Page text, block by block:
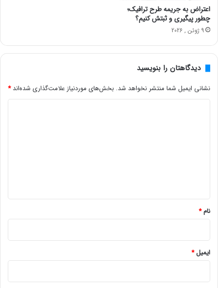
اعتراض به جریمه طرح ترافیک؛
چطور پیگیری و ثبتش کنیم؟
9 ژوئن , 2026
دیدگاهتان را بنویسید
نشانی ایمیل شما منتشر نخواهد شد. بخش‌های موردنیاز علامت‌گذاری شده‌اند*
نام*
ایمیل*